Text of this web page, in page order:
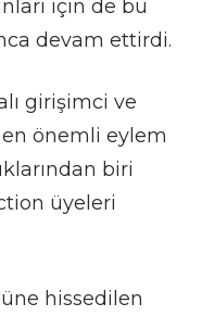
için de bu
devam ettirdi.
girişimci ve
en önemli eylem
biri
üyeleri
hissedilen